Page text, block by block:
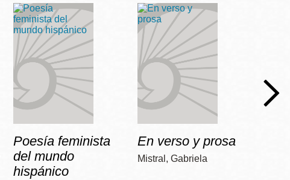
Poesía feminista
del mundo
hispánico
En verso y prosa
Mistral, Gabriela